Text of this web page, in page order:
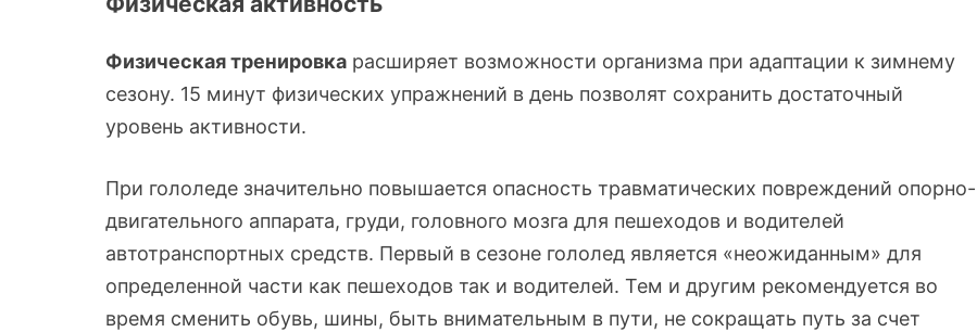
Физическая тренировка расширяет возможности организма при адаптации к зимнему
сезону. 15 минут физических упражнений в день позволят сохранить достаточный
уровень активности.
При гололеде значительно повышается опасность травматических повреждений опорно-
двигательного аппарата, груди, головного мозга для пешеходов и водителей
автотранспортных средств. Первый в сезоне гололед является «неожиданным» для
определенной части как пешеходов так и водителей. Тем и другим рекомендуется во
время сменить обувь, шины, быть внимательным в пути, не сокращать путь за счет